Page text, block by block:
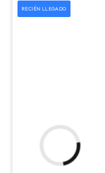
RECIÉN LLEGADO